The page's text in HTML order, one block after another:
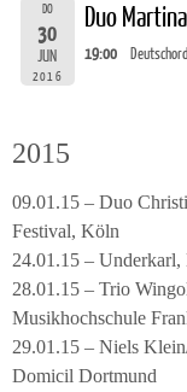
DO
30
JUN
2016
Duo
19:00
2015
09.01.15 – Duo
Festival, Köln
24.01.15 – Underkarl,
28.01.15 – Trio
Musikhochschule
29.01.15 – Niels
Domicil Dortmund